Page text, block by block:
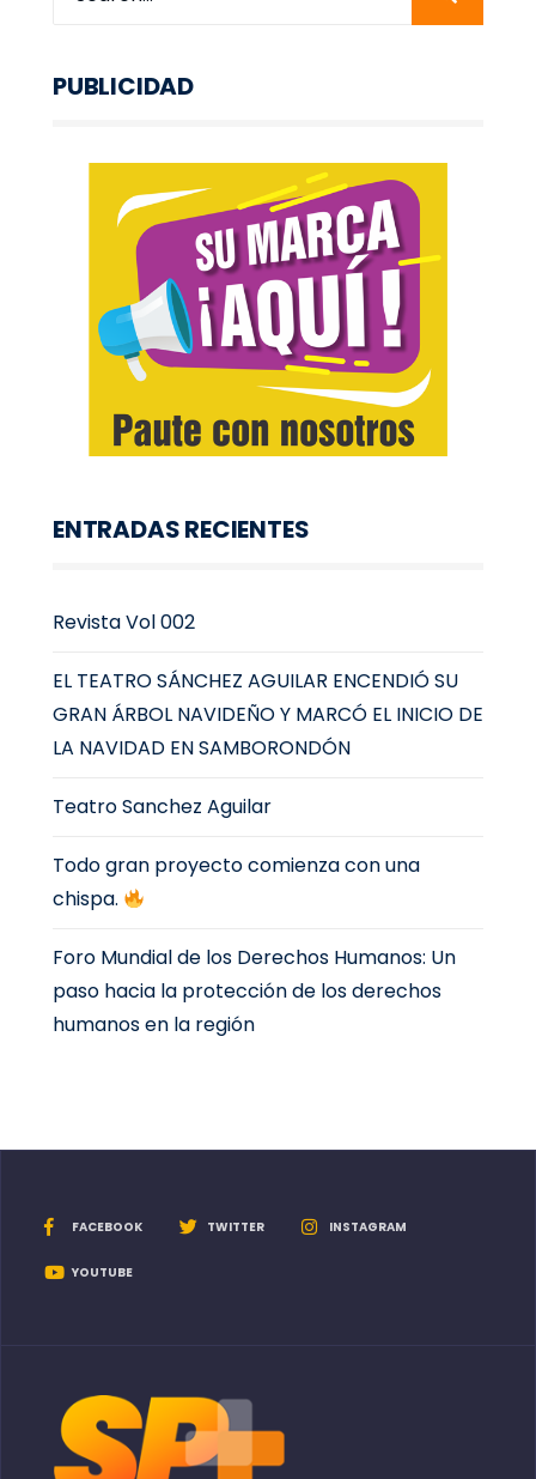
PUBLICIDAD
ENTRADAS RECIENTES
Revista Vol 002
EL TEATRO SÁNCHEZ AGUILAR ENCENDIÓ SU
GRAN ÁRBOL NAVIDEÑO Y MARCÓ EL INICIO DE
LA NAVIDAD EN SAMBORONDÓN
Teatro Sanchez Aguilar
Todo gran proyecto comienza con una
chispa.
Foro Mundial de los Derechos Humanos: Un
paso hacia la protección de los derechos
humanos en la región
FACEBOOK TWITTER INSTAGRAM
YOUTUBE